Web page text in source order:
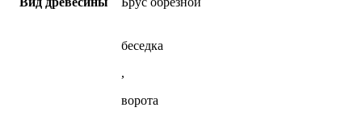
беседка
,
ворота